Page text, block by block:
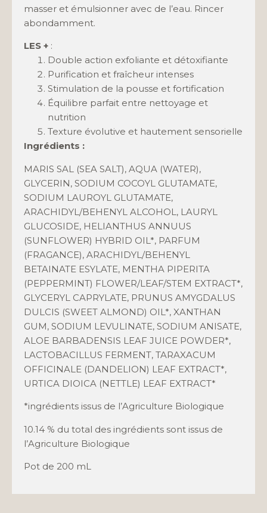
masser et émulsionner avec de l’eau. Rincer
abondamment.
LES + :
Double action exfoliante et détoxifiante
Purification et fraîcheur intenses
Stimulation de la pousse et fortification
Équilibre parfait entre nettoyage et
nutrition
Texture évolutive et hautement sensorielle
Ingrédients :
MARIS SAL (SEA SALT), AQUA (WATER),
GLYCERIN, SODIUM COCOYL GLUTAMATE,
SODIUM LAUROYL GLUTAMATE,
ARACHIDYL/BEHENYL ALCOHOL, LAURYL
GLUCOSIDE, HELIANTHUS ANNUUS
(SUNFLOWER) HYBRID OIL*, PARFUM
(FRAGANCE), ARACHIDYL/BEHENYL
BETAINATE ESYLATE, MENTHA PIPERITA
(PEPPERMINT) FLOWER/LEAF/STEM EXTRACT*,
GLYCERYL CAPRYLATE, PRUNUS AMYGDALUS
DULCIS (SWEET ALMOND) OIL*, XANTHAN
GUM, SODIUM LEVULINATE, SODIUM ANISATE,
ALOE BARBADENSIS LEAF JUICE POWDER*,
LACTOBACILLUS FERMENT, TARAXACUM
OFFICINALE (DANDELION) LEAF EXTRACT*,
URTICA DIOICA (NETTLE) LEAF EXTRACT*
*ingrédients issus de l’Agriculture Biologique
10.14 % du total des ingrédients sont issus de
l’Agriculture Biologique
Pot de 200 mL